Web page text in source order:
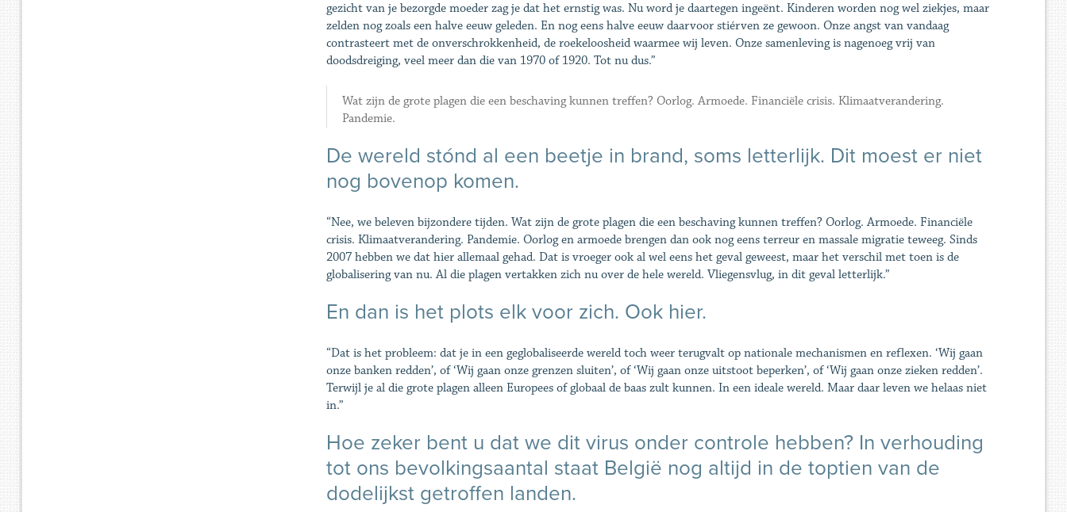
gezicht van je bezorgde moeder zag je dat het ernstig was. Nu word je daartegen ingeënt. Kinderen worden nog wel ziekjes, maar
zelden nog zoals een halve eeuw geleden. En nog eens halve eeuw daarvoor stiérven ze gewoon. Onze angst van vandaag
contrasteert met de onverschrokkenheid, de roekeloosheid waarmee wij leven. Onze samenleving is nagenoeg vrij van
doodsdreiging, veel meer dan die van 1970 of 1920. Tot nu dus.”
Wat zijn de grote plagen die een beschaving kunnen treffen? Oorlog. Armoede. Financiële crisis. Klimaatverandering.
Pandemie.
De wereld stónd al een beetje in brand, soms letterlijk. Dit moest er niet
nog bovenop komen.
“Nee, we beleven bijzondere tijden. Wat zijn de grote plagen die een beschaving kunnen treffen? Oorlog. Armoede. Financiële
crisis. Klimaatverandering. Pandemie. Oorlog en armoede brengen dan ook nog eens terreur en massale migratie teweeg. Sinds
2007 hebben we dat hier allemaal gehad. Dat is vroeger ook al wel eens het geval geweest, maar het verschil met toen is de
globalisering van nu. Al die plagen vertakken zich nu over de hele wereld. Vliegensvlug, in dit geval letterlijk.”
En dan is het plots elk voor zich. Ook hier.
“Dat is het probleem: dat je in een geglobaliseerde wereld toch weer terugvalt op nationale mechanismen en reflexen. ‘Wij gaan
onze banken redden’, of ‘Wij gaan onze grenzen sluiten’, of ‘Wij gaan onze uitstoot beperken’, of ‘Wij gaan onze zieken redden’.
Terwijl je al die grote plagen alleen Europees of globaal de baas zult kunnen. In een ideale wereld. Maar daar leven we helaas niet
in.”
Hoe zeker bent u dat we dit virus onder controle hebben? In verhouding
tot ons bevolkingsaantal staat België nog altijd in de toptien van de
dodelijkst getroffen landen.